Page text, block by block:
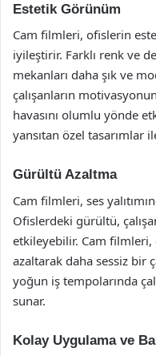
Estetik Görünüm
Cam filmleri, ofislerin
iyileştirir. Farklı renk ve
mekanları daha şık ve
çalışanların
havasını olumlu yönde
yansıtan özel
Gürültü Azaltma
Cam filmleri, ses
Ofislerdeki gürültü,
etkileyebilir. Cam filmleri,
azaltarak daha sessiz bir
yoğun iş tempolarında
sunar.
Kolay Uygulama ve